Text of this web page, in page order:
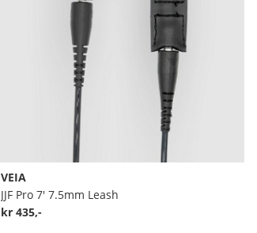
VEIA
JJF Pro 7' 7.5mm Leash
kr 435,-